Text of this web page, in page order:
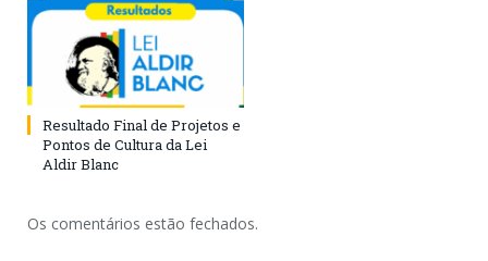
Resultado Final de Projetos e
Pontos de Cultura da Lei
Aldir Blanc
Os comentários estão fechados.